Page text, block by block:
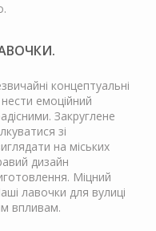
концептуальні
емоційний
Закруглене
зі
на міських
дизайн
Міцний
лавочки для вулиці
впливам.